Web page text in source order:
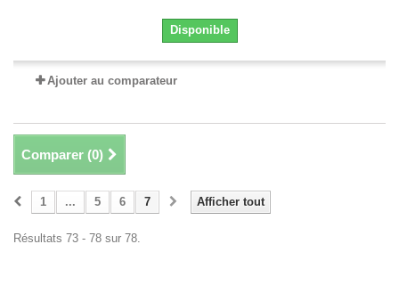
Disponible
Ajouter au comparateur
Comparer (0)
Afficher tout
1 ... 5 6 7
Résultats 73 - 78 sur 78.